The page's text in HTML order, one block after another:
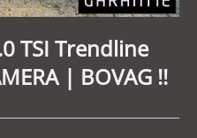
TSI Trendline
| BOVAG !!